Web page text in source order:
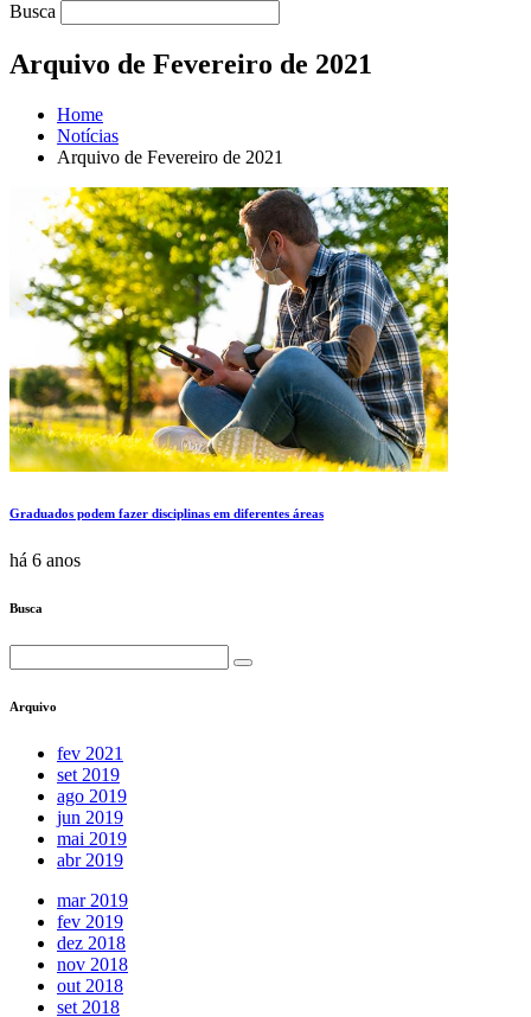
Busca
Arquivo de Fevereiro de 2021
Home
Notícias
Arquivo de Fevereiro de 2021
Graduados podem fazer disciplinas em diferentes áreas
há 6 anos
Busca
Arquivo
fev 2021
set 2019
ago 2019
jun 2019
mai 2019
abr 2019
mar 2019
fev 2019
dez 2018
nov 2018
out 2018
set 2018